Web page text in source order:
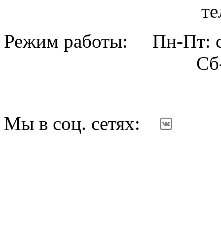
тел.
Режим работы: Пн-Пт:
Сб-Вс:
Мы в соц. сетях: